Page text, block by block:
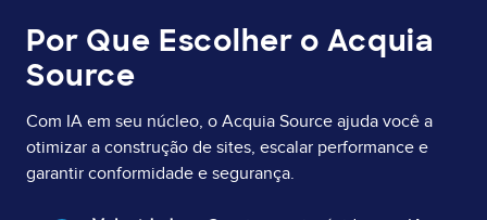
Por Que Escolher o Acquia
Source
Com IA em seu núcleo, o Acquia Source ajuda você a
otimizar a construção de sites, escalar performance e
garantir conformidade e segurança.